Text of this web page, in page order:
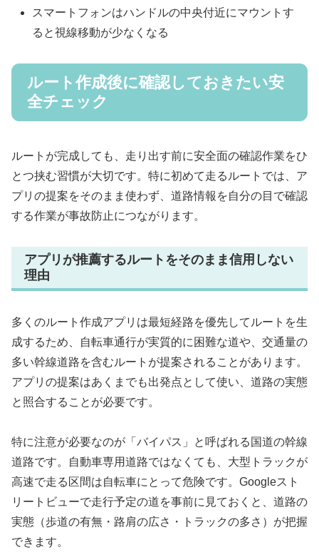
スマートフォンはハンドルの中央付近にマウントす
ると視線移動が少なくなる
ルート作成後に確認しておきたい安
全チェック
ルートが完成しても、走り出す前に安全面の確認作業をひ
とつ挟む習慣が大切です。特に初めて走るルートでは、ア
プリの提案をそのまま使わず、道路情報を自分の目で確認
する作業が事故防止につながります。
アプリが推薦するルートをそのまま信用しない
理由
多くのルート作成アプリは最短経路を優先してルートを生
成するため、自転車通行が実質的に困難な道や、交通量の
多い幹線道路を含むルートが提案されることがあります。
アプリの提案はあくまでも出発点として使い、道路の実態
と照合することが必要です。
特に注意が必要なのが「バイパス」と呼ばれる国道の幹線
道路です。自動車専用道路ではなくても、大型トラックが
高速で走る区間は自転車にとって危険です。Googleスト
リートビューで走行予定の道を事前に見ておくと、道路の
実態（歩道の有無・路肩の広さ・トラックの多さ）が把握
できます。